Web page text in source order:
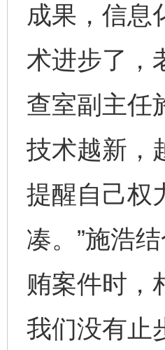
成果，信息
术进步了，
查室副主任
技术越新，
提醒自己权
凑。”施浩
贿案件时，
我们没有止